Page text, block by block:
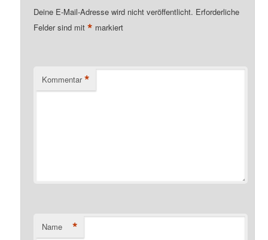
Deine E-Mail-Adresse wird nicht veröffentlicht. Erforderliche
Felder sind mit* markiert
Kommentar *
Name *